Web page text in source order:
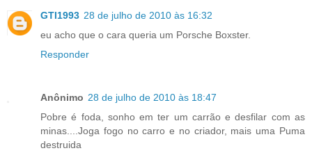
GTI1993 28 de julho de 2010 às 16:32
eu acho que o cara queria um Porsche Boxster.
Responder
Anônimo 28 de julho de 2010 às 18:47
Pobre é foda, sonho em ter um carrão e desfilar com as
minas....Joga fogo no carro e no criador, mais uma Puma
destruida